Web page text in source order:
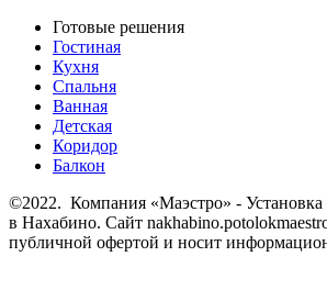
Готовые решения
Гостиная
Кухня
Спальня
Ванная
Детская
Коридор
Балкон
©2022. Компания «Маэстро» - Установка
в Нахабино. Сайт
публичной офертой и носит